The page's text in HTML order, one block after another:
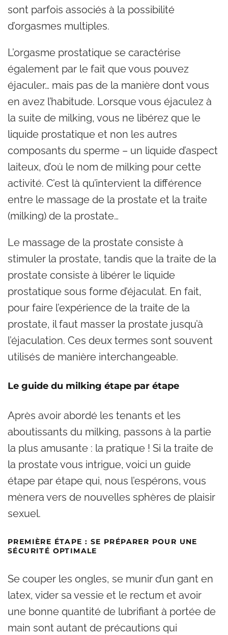
sont parfois associés à la possibilité
d’orgasmes multiples.
L’orgasme prostatique se caractérise
également par le fait que vous pouvez
éjaculer… mais pas de la manière dont vous
en avez l’habitude. Lorsque vous éjaculez à
la suite de milking, vous ne libérez que le
liquide prostatique et non les autres
composants du sperme – un liquide d’aspect
laiteux, d’où le nom de milking pour cette
activité. C’est là qu’intervient la différence
entre le massage de la prostate et la traite
(milking) de la prostate…
Le massage de la prostate consiste à
stimuler la prostate, tandis que la traite de la
prostate consiste à libérer le liquide
prostatique sous forme d’éjaculat. En fait,
pour faire l’expérience de la traite de la
prostate, il faut masser la prostate jusqu’à
l’éjaculation. Ces deux termes sont souvent
utilisés de manière interchangeable.
Le guide du milking étape par étape
Après avoir abordé les tenants et les
aboutissants du milking, passons à la partie
la plus amusante : la pratique ! Si la traite de
la prostate vous intrigue, voici un guide
étape par étape qui, nous l’espérons, vous
mènera vers de nouvelles sphères de plaisir
sexuel.
PREMIÈRE ÉTAPE : SE PRÉPARER POUR UNE
SÉCURITÉ OPTIMALE
Se couper les ongles, se munir d’un gant en
latex, vider sa vessie et le rectum et avoir
une bonne quantité de lubrifiant à portée de
main sont autant de précautions qui